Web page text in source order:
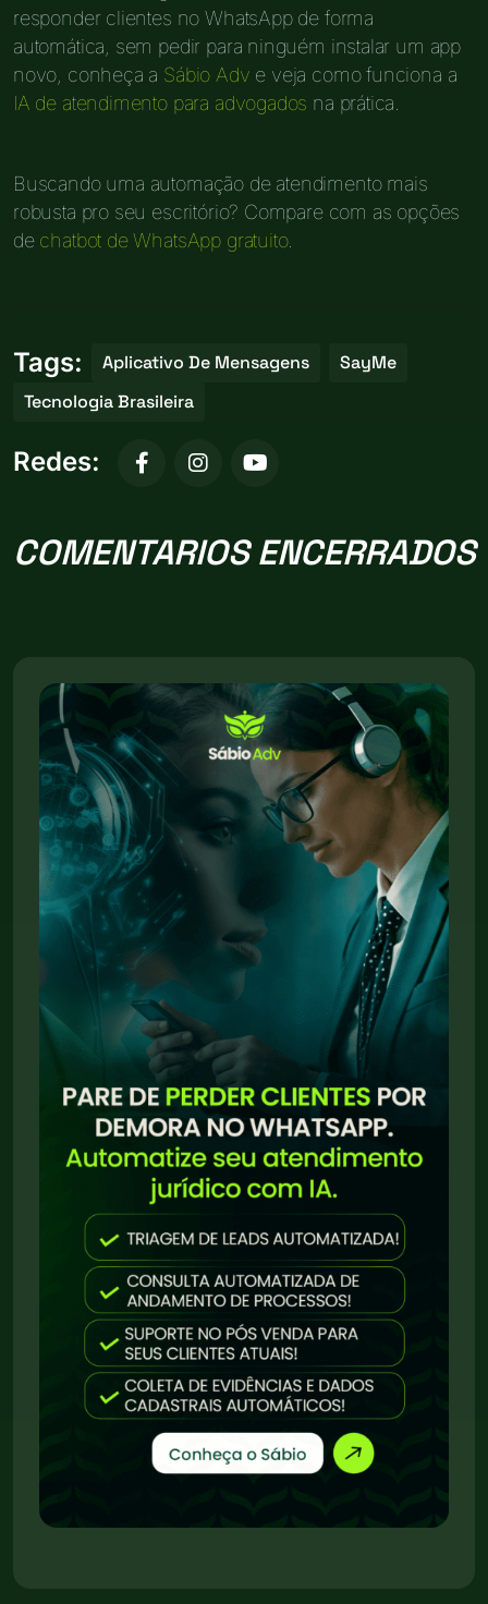
responder clientes no WhatsApp de forma
automática, sem pedir para ninguém instalar um app
novo, conheça a Sábio Adv e veja como funciona a
IA de atendimento para advogados na prática.
Buscando uma automação de atendimento mais
robusta pro seu escritório? Compare com as opções
de chatbot de WhatsApp gratuito.
Tags: Aplicativo De Mensagens
SayMe
Tecnologia Brasileira
Redes:
COMENTARIOS ENCERRADOS